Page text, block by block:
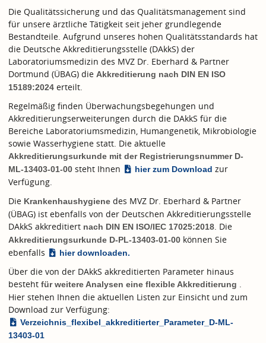
Die Qualitätssicherung und das Qualitätsmanagement sind
für unsere ärztliche Tätigkeit seit jeher grundlegende
Bestandteile. Aufgrund unseres hohen Qualitätsstandards hat
die Deutsche Akkreditierungsstelle (DAkkS) der
Laboratoriumsmedizin des MVZ Dr. Eberhard & Partner
Dortmund (ÜBAG) die Akkreditierung nach DIN EN ISO
15189:2024 erteilt.
Regelmäßig finden Überwachungsbegehungen und
Akkreditierungserweiterungen durch die DAkkS für die
Bereiche Laboratoriumsmedizin, Humangenetik, Mikrobiologie
sowie Wasserhygiene statt. Die aktuelle
Akkreditierungsurkunde mit der Registrierungsnummer D-
ML-13403-01-00 steht Ihnen hier zum Download zur
Verfügung.
Die Krankenhaushygiene des MVZ Dr. Eberhard & Partner
(ÜBAG) ist ebenfalls von der Deutschen Akkreditierungsstelle
DAkkS akkreditiert nach DIN EN ISO/IEC 17025:2018 . Die
Akkreditierungsurkunde D-PL-13403-01-00 können Sie
ebenfalls
hier downloaden.
Über die von der DAkkS akkreditierten Parameter hinaus
besteht für weitere Analysen eine flexible Akkreditierung .
Hier stehen Ihnen die aktuellen Listen zur Einsicht und zum
Download zur Verfügung:
Verzeichnis_flexibel_akkreditierter_Parameter_D-ML-
13403-01